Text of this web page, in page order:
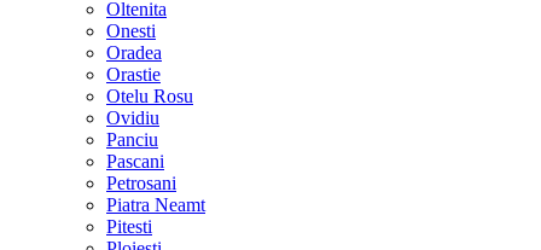
Oltenita
Onesti
Oradea
Orastie
Otelu Rosu
Ovidiu
Panciu
Pascani
Petrosani
Piatra Neamt
Pitesti